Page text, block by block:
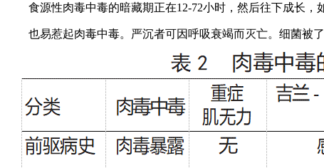
食源性肉毒中毒的暗藏期正在12-72小时，然后往下成长，
也易惹起肉毒中毒。严沉者可因呼吸衰竭而灭亡。细菌被了